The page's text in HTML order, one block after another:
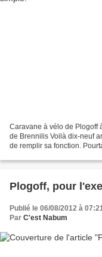
Caravane à vélo de Plogoff
de Brennilis Voilà dix-neuf
de remplir sa fonction.
Plogoff, pour
Publié le 06/08/2012 à
Par C'est Nabum